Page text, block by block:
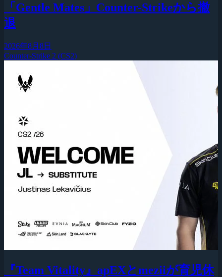
「Gentle Mates」Counter-Strikeから撤
退
2026年8月8日
Counter-Strike 2 (CS2)
『Team Vitality』apEXとmeziiが育児休